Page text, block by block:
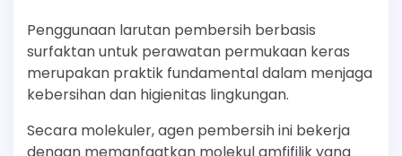
Penggunaan larutan pembersih berbasis
surfaktan untuk perawatan permukaan keras
merupakan praktik fundamental dalam menjaga
kebersihan dan higienitas lingkungan.
Secara molekuler, agen pembersih ini bekerja